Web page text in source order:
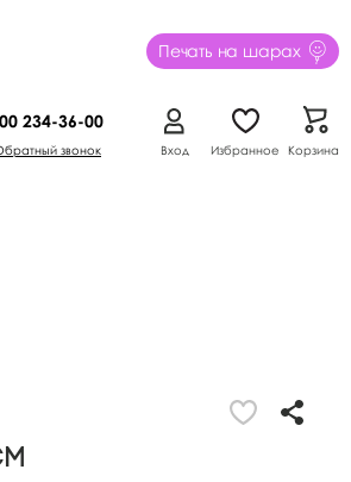
Печать на шарах
234-36-00
звонок Вход Избранное Корзина